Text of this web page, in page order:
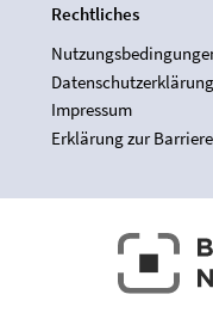
Rechtliches
Impressum
Erklärung zur